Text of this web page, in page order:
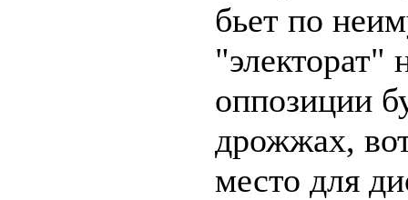
бьет по
"электорат"
оппозиции
дрожжах,
место для